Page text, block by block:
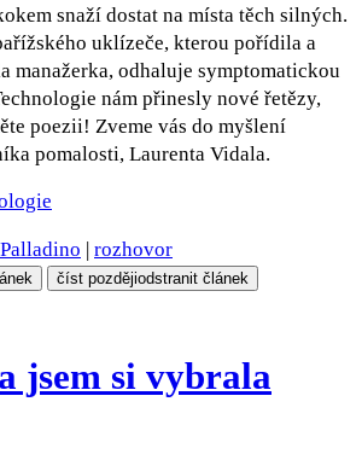
snaží dostat na místa těch silných.
uklízeče, kterou pořídila a
manažerka, odhaluje symptomatickou
nám přinesly nové řetězy,
poezii! Zveme vás do myšlení
pomalosti, Laurenta Vidala.
| rozhovor
číst pozdějiodstranit článek
jsem si vybrala